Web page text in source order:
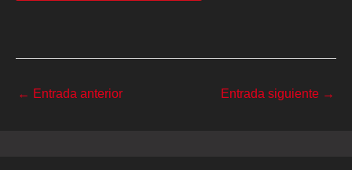
← Entrada anterior Entrada siguiente →